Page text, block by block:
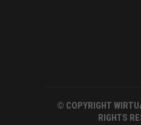
© COPYRIGHT
RIGHTS